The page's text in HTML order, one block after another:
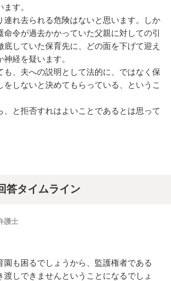
す。
連れ去られる危険はないと思います。しか
命令が過去かかっていた父親に対しての引
底していた保育先に、どの面を下げて迎え
経を疑います。
も、夫への説明として法的に、ではなく保
しないと決めてもらっている、というこ
、と拒否すれはよいことであるとは思って
答タイムライン
護士
園も困るでしょうから、監護権者である
しできませんということになるでしょ